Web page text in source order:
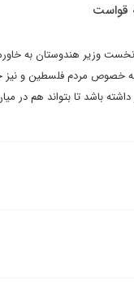
قواست
هندوستان به
و به خصوص مردم فلسطین و
باشد تا بتواند هم در